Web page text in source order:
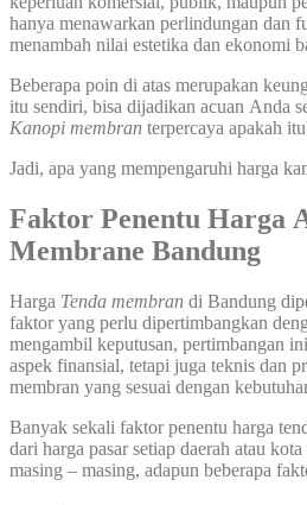
hanya menawarkan perlindungan dan
menambah nilai estetika dan ekonomi
Beberapa poin di atas merupakan
itu sendiri, bisa dijadikan acuan Anda
Kanopi membran terpercaya apakah
Jadi, apa yang mempengaruhi harga
Faktor Penentu Harga
Membrane Bandung
Harga Tenda membran di Bandung
faktor yang perlu dipertimbangkan
mengambil keputusan, pertimbangan
aspek finansial, tetapi juga teknis dan
membran yang sesuai dengan
Banyak sekali faktor penentu harga
dari harga pasar setiap daerah atau
masing – masing, adapun beberapa